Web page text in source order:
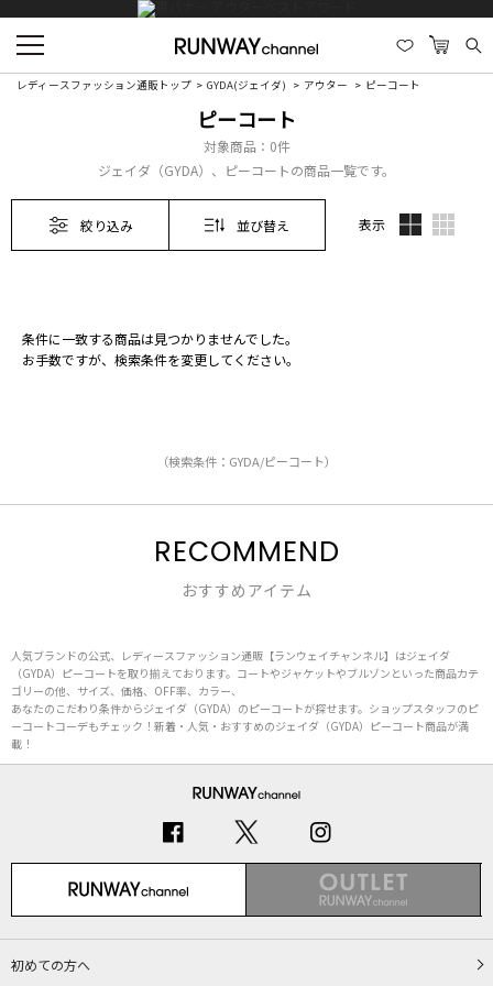
レディースファッション通販トップ GYDA(ジェイダ) アウター ピーコート
ピーコート
対象商品： 0件
ジェイダ（GYDA）、ピーコートの商品一覧です。
絞り込み 並び替え 表示
条件に一致する商品は見つかりませんでした。
お手数ですが、検索条件を変更してください。
（検索条件：GYDA/ピーコート）
RECOMMEND
おすすめアイテム
人気ブランドの公式、レディースファッション通販【ランウェイチャンネル】はジェイダ
（GYDA）ピーコートを取り揃えております。コートやジャケットやブルゾンといった商品カテ
ゴリーの他、サイズ、価格、OFF率、カラー、
あなたのこだわり条件からジェイダ（GYDA）のピーコートが探せます。ショップスタッフのピ
ーコートコーデもチェック！新着・人気・おすすめのジェイダ（GYDA）ピーコート商品が満
載！
初めての方へ